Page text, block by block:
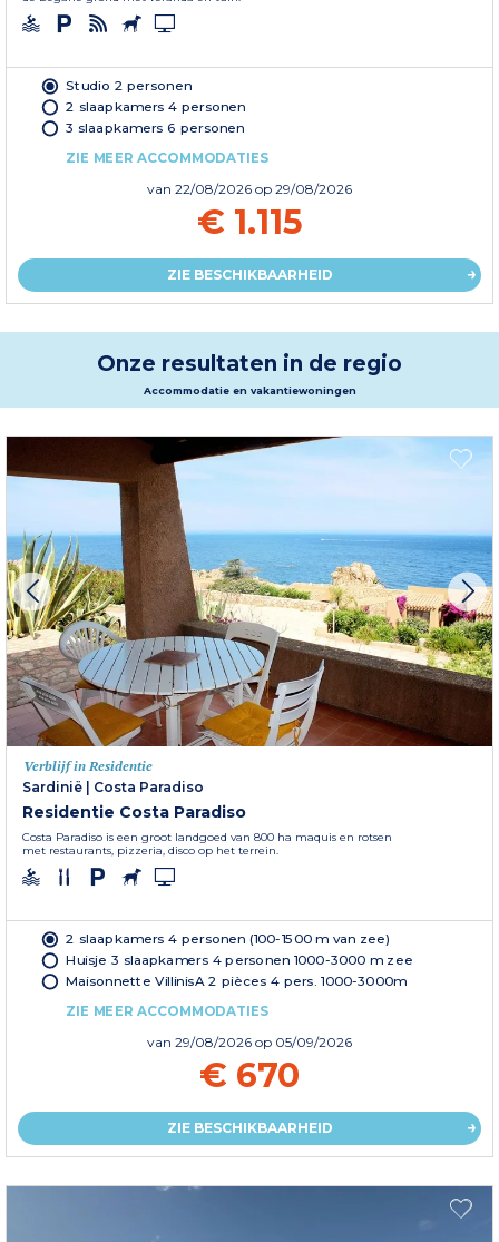
Studio 2 personen
2 slaapkamers 4 personen
3 slaapkamers 6 personen
ZIE MEER ACCOMMODATIES
van 22/08/2026 op 29/08/2026
€ 1.115
ZIE BESCHIKBAARHEID
Onze resultaten in de regio
Accommodatie en vakantiewoningen
Verblijf in Residentie
Sardinië
Costa Paradiso
Residentie Costa Paradiso
Costa Paradiso is een groot landgoed van 800 ha maquis en rotsen
met restaurants, pizzeria, disco op het terrein.
2 slaapkamers 4 personen (100-1500 m van zee)
Huisje 3 slaapkamers 4 personen 1000-3000 m zee
Maisonnette VillinisA 2 pièces 4 pers. 1000-3000m
ZIE MEER ACCOMMODATIES
van 29/08/2026 op 05/09/2026
€ 670
ZIE BESCHIKBAARHEID